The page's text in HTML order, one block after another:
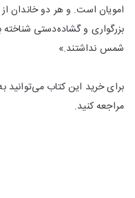
امویان است. و هر دو خاندان
بزرگواری و گشاده‌دستی
شمس نداشتند.»
برای خرید این کتاب می‌توانید
مراجعه کنید.